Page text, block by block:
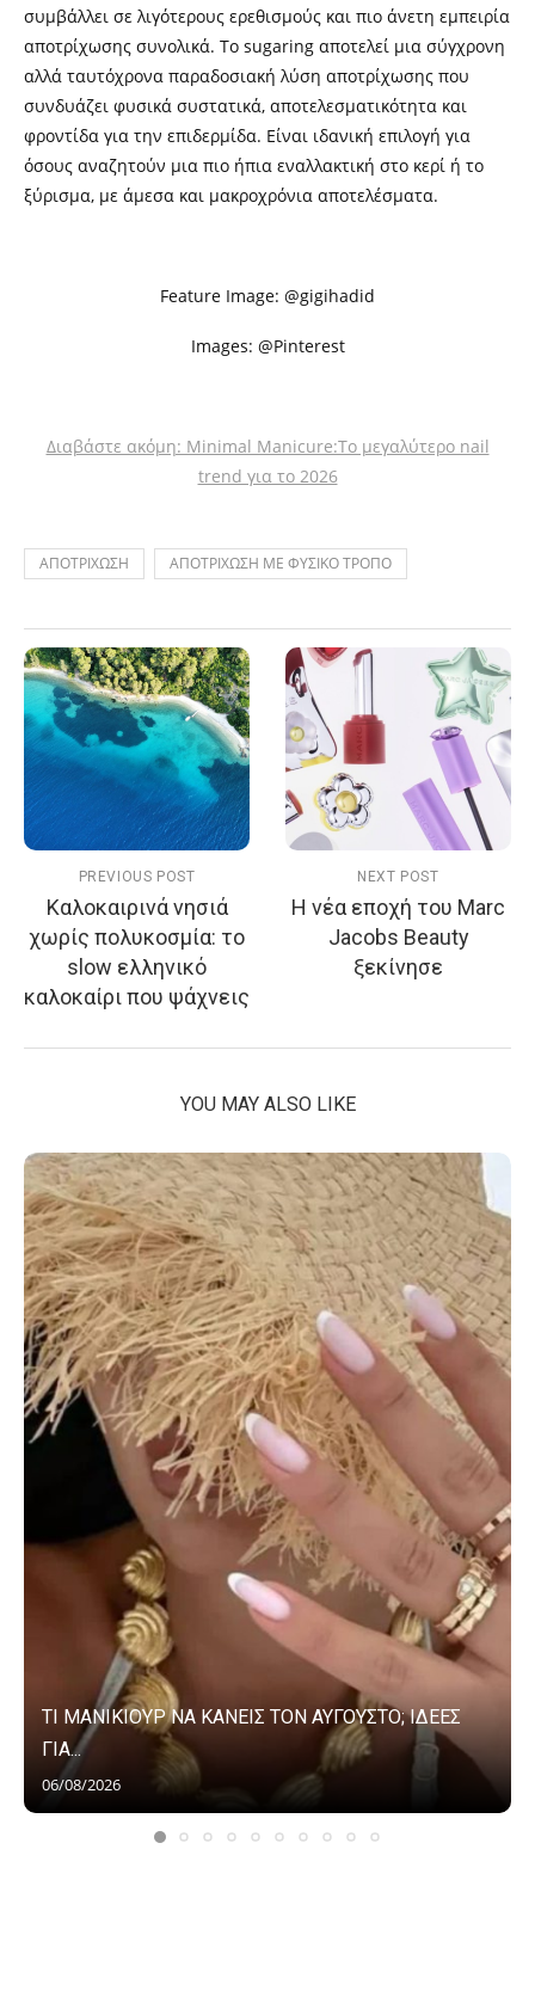
συμβάλλει σε λιγότερους ερεθισμούς και πιο άνετη εμπειρία
αποτρίχωσης συνολικά. Το sugaring αποτελεί μια σύγχρονη
αλλά ταυτόχρονα παραδοσιακή λύση αποτρίχωσης που
συνδυάζει φυσικά συστατικά, αποτελεσματικότητα και
φροντίδα για την επιδερμίδα. Είναι ιδανική επιλογή για
όσους αναζητούν μια πιο ήπια εναλλακτική στο κερί ή το
ξύρισμα, με άμεσα και μακροχρόνια αποτελέσματα.
Feature Image: @gigihadid
Images: @Pinterest
Διαβάστε ακόμη: Minimal Manicure:Το μεγαλύτερο nail
trend για το 2026
ΑΠΟΤΡΙΧΩΣΗ ΑΠΟΤΡΙΧΩΣΗ ΜΕ ΦΥΣΙΚΟ ΤΡΟΠΟ
PREVIOUS POST
Καλοκαιρινά νησιά
χωρίς πολυκοσμία: το
slow ελληνικό
καλοκαίρι που ψάχνεις
NEXT POST
Η νέα εποχή του Marc
Jacobs Beauty
ξεκίνησε
YOU MAY ALSO LIKE
ΤΙ ΜΑΝΙΚΙΟΥΡ ΝΑ ΚΑΝΕΙΣ ΤΟΝ ΑΥΓΟΥΣΤΟ; ΙΔΕΕΣ
ΓΙΑ...
06/08/2026